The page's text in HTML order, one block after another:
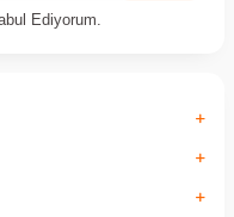
Ediyorum.